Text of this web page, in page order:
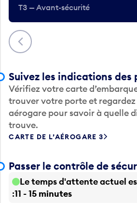
Précédent
T3 — Avant-sécurité
Suivez les indications des
Vérifiez votre carte
trouver votre porte et
aérogare pour savoir à quelle
trouve.
CARTE DE L’AÉROGARE 3
Passer le contrôle de
Le temps d'attente actuel
11 - 15 minutes